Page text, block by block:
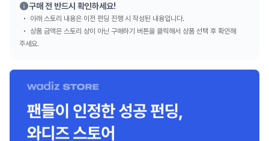
구매 전 반드시 확인하세요!
아래 스토리 내용은 이전 펀딩 진행 시 작성된 내용입니다.
상품 금액은 스토리 상이 아닌 구매하기 버튼을 클릭해서 상품 선택 후 확인해
주세요.